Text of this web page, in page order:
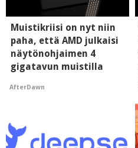
Muistikriisi on nyt niin
paha, että AMD julkaisi
näytönohjaimen 4
gigatavun muistilla
AfterDawn